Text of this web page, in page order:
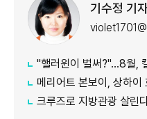
기수정 기
"핼러윈이 벌써?"…8월,
메리어트 본보이, 상하이 호텔
크루즈로 지방관광 살린다